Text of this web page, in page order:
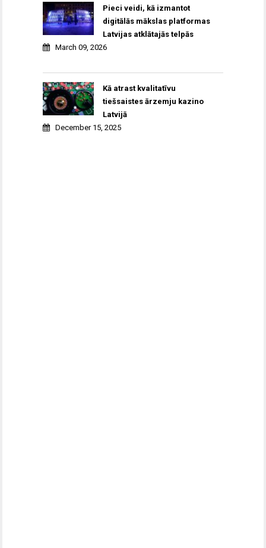
Pieci veidi, kā izmantot
digitālās mākslas platformas
Latvijas atklātajās telpās
March 09, 2026
Kā atrast kvalitatīvu
tiešsaistes ārzemju kazino
Latvijā
December 15, 2025